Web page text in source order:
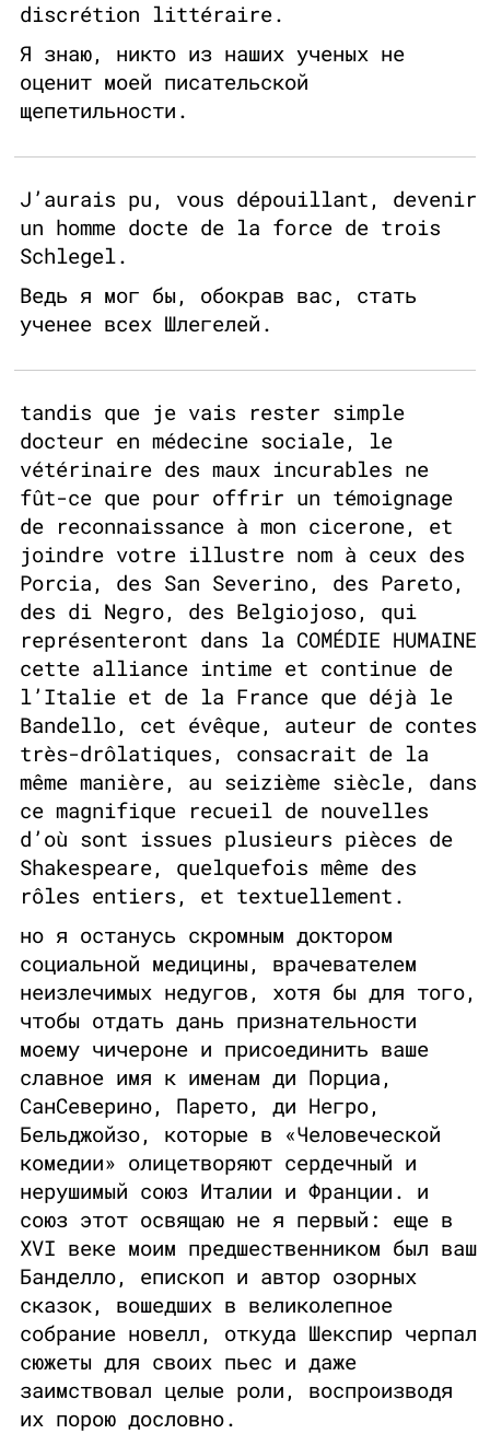
discrétion littéraire.
Я знаю, никто из наших ученых не
оценит моей писательской
щепетильности.
J’aurais pu, vous dépouillant, devenir
un homme docte de la force de trois
Schlegel.
Ведь я мог бы, обокрав вас, стать
ученее всех Шлегелей.
tandis que je vais rester simple
docteur en médecine sociale, le
vétérinaire des maux incurables ne
fût-ce que pour offrir un témoignage
de reconnaissance à mon cicerone, et
joindre votre illustre nom à ceux des
Porcia, des San Severino, des Pareto,
des di Negro, des Belgiojoso, qui
représenteront dans la COMÉDIE HUMAINE
cette alliance intime et continue de
l’Italie et de la France que déjà le
Bandello, cet évêque, auteur de contes
très-drôlatiques, consacrait de la
même manière, au seizième siècle, dans
ce magnifique recueil de nouvelles
d’où sont issues plusieurs pièces de
Shakespeare, quelquefois même des
rôles entiers, et textuellement.
но я останусь скромным доктором
социальной медицины, врачевателем
неизлечимых недугов, хотя бы для того,
чтобы отдать дань признательности
моему чичероне и присоединить ваше
славное имя к именам ди Порциа,
СанСеверино, Парето, ди Негро,
Бельджойзо, которые в «Человеческой
комедии» олицетворяют сердечный и
нерушимый союз Италии и Франции. и
союз этот освящаю не я первый: еще в
XVI веке моим предшественником был ваш
Банделло, епископ и автор озорных
сказок, вошедших в великолепное
собрание новелл, откуда Шекспир черпал
сюжеты для своих пьес и даже
заимствовал целые роли, воспроизводя
их порою дословно.